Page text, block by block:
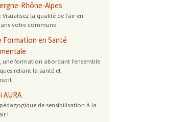
Rhône-Alpes
Visualisez la qualité de l’air en
votre commune.
en Santé
une formation abordant l’ensemble
reliant la santé et
AURA
de sensibilisation à la
!